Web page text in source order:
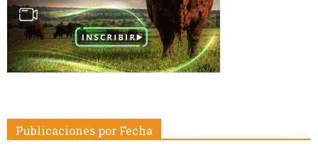
Publicaciones por Fecha